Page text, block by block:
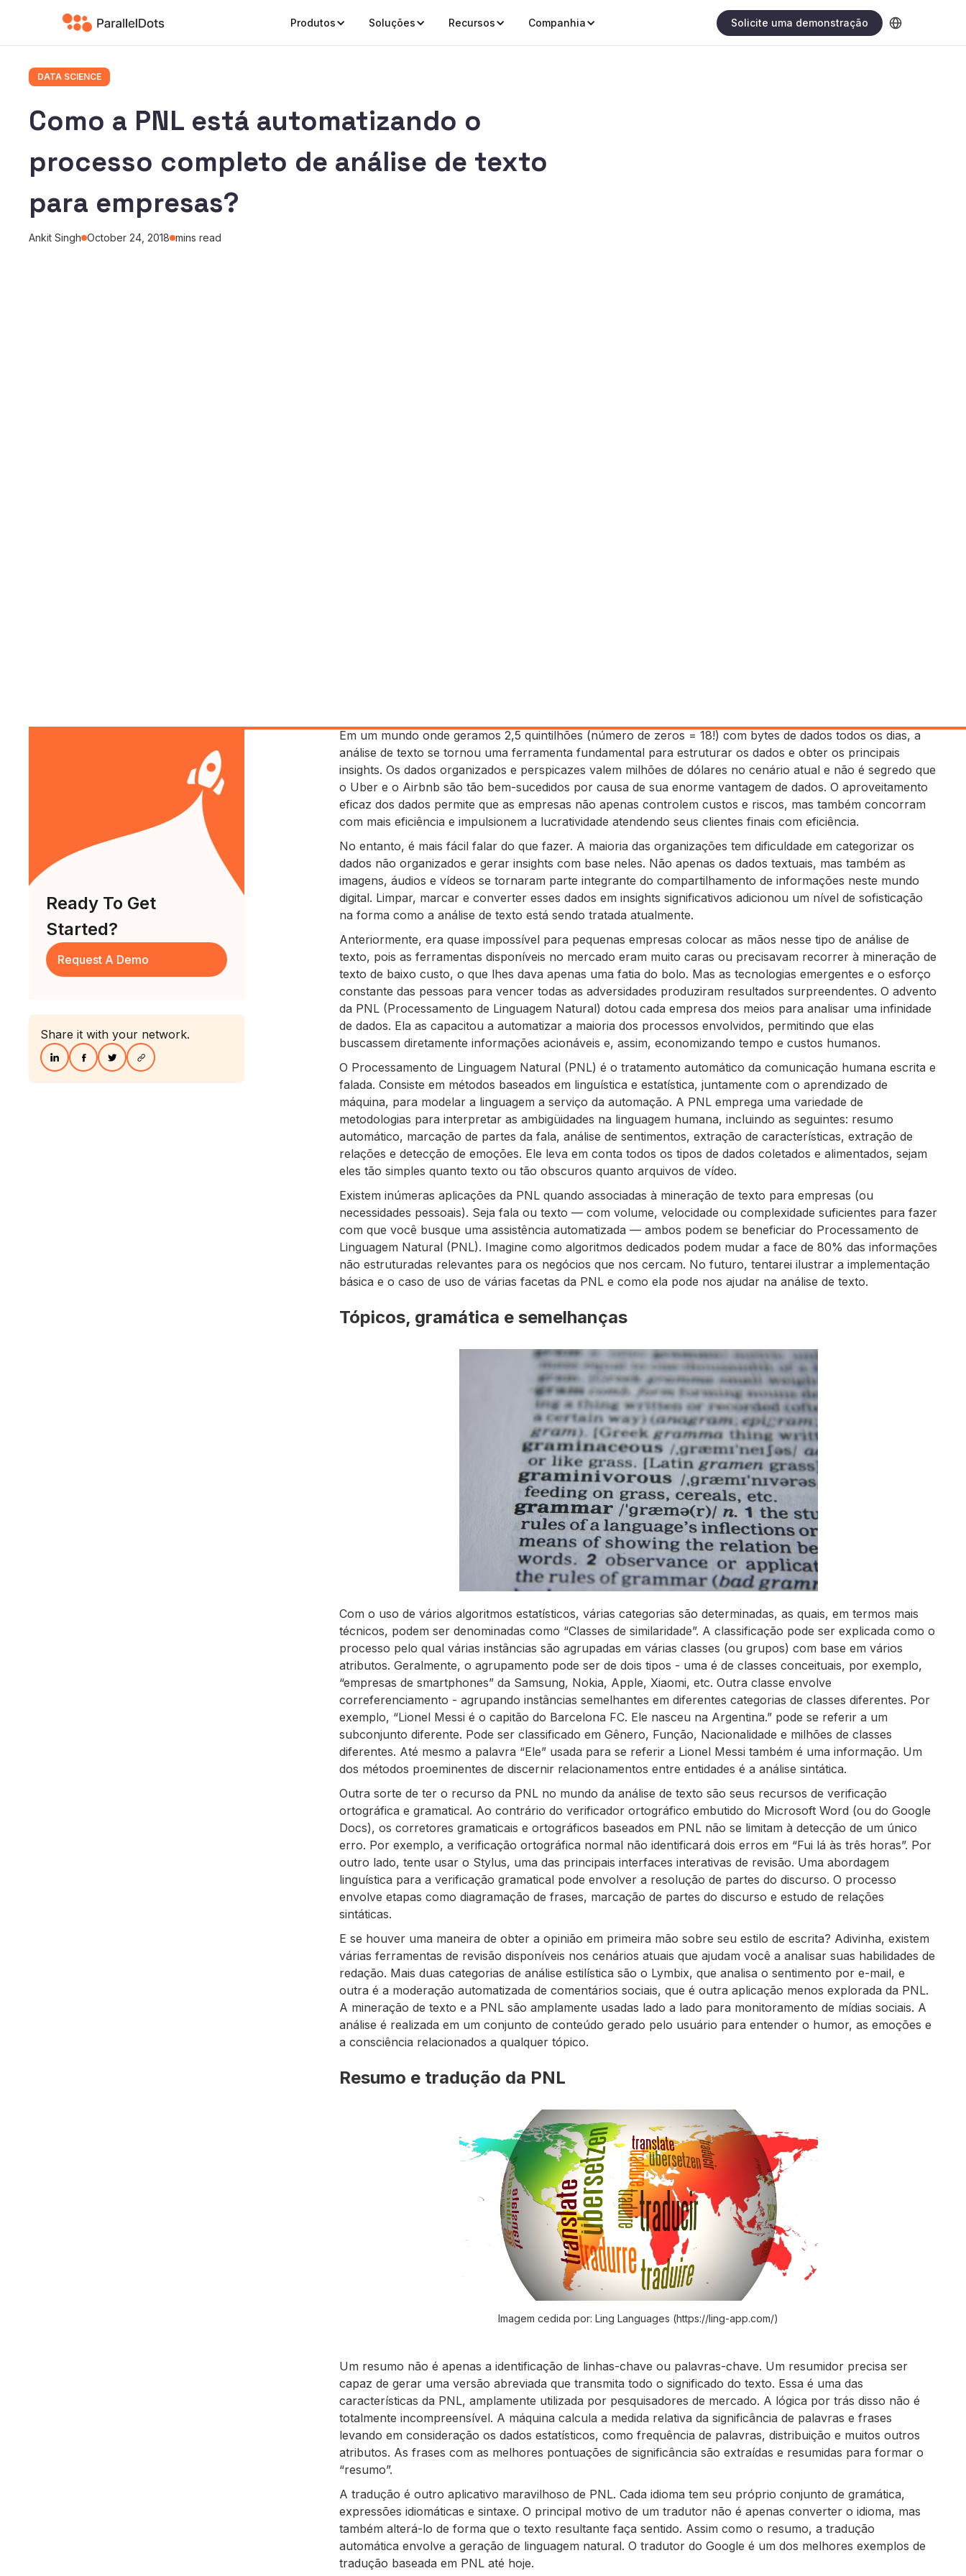
Produtos Soluções Recursos Companhia Solicite uma demonstração
DATA SCIENCE
Como a PNL está automatizando o
processo completo de análise de texto
para empresas?
Ankit Singh October 24, 2018 mins read
Ready To Get
Started?
Request A Demo
Share it with your network.
Em um mundo onde geramos 2,5 quintilhões (número de zeros = 18!) com bytes de dados todos os dias, a
análise de texto se tornou uma ferramenta fundamental para estruturar os dados e obter os principais
insights. Os dados organizados e perspicazes valem milhões de dólares no cenário atual e não é segredo que
o Uber e o Airbnb são tão bem-sucedidos por causa de sua enorme vantagem de dados. O aproveitamento
eficaz dos dados permite que as empresas não apenas controlem custos e riscos, mas também concorram
com mais eficiência e impulsionem a lucratividade atendendo seus clientes finais com eficiência.
No entanto, é mais fácil falar do que fazer. A maioria das organizações tem dificuldade em categorizar os
dados não organizados e gerar insights com base neles. Não apenas os dados textuais, mas também as
imagens, áudios e vídeos se tornaram parte integrante do compartilhamento de informações neste mundo
digital. Limpar, marcar e converter esses dados em insights significativos adicionou um nível de sofisticação
na forma como a análise de texto está sendo tratada atualmente.
Anteriormente, era quase impossível para pequenas empresas colocar as mãos nesse tipo de análise de
texto, pois as ferramentas disponíveis no mercado eram muito caras ou precisavam recorrer à mineração de
texto de baixo custo, o que lhes dava apenas uma fatia do bolo. Mas as tecnologias emergentes e o esforço
constante das pessoas para vencer todas as adversidades produziram resultados surpreendentes. O advento
da PNL (Processamento de Linguagem Natural) dotou cada empresa dos meios para analisar uma infinidade
de dados. Ela as capacitou a automatizar a maioria dos processos envolvidos, permitindo que elas
buscassem diretamente informações acionáveis e, assim, economizando tempo e custos humanos.
O Processamento de Linguagem Natural (PNL) é o tratamento automático da comunicação humana escrita e
falada. Consiste em métodos baseados em linguística e estatística, juntamente com o aprendizado de
máquina, para modelar a linguagem a serviço da automação. A PNL emprega uma variedade de
metodologias para interpretar as ambigüidades na linguagem humana, incluindo as seguintes: resumo
automático, marcação de partes da fala, análise de sentimentos, extração de características, extração de
relações e detecção de emoções. Ele leva em conta todos os tipos de dados coletados e alimentados, sejam
eles tão simples quanto texto ou tão obscuros quanto arquivos de vídeo.
Existem inúmeras aplicações da PNL quando associadas à mineração de texto para empresas (ou
necessidades pessoais). Seja fala ou texto — com volume, velocidade ou complexidade suficientes para fazer
com que você busque uma assistência automatizada — ambos podem se beneficiar do Processamento de
Linguagem Natural (PNL). Imagine como algoritmos dedicados podem mudar a face de 80% das informações
não estruturadas relevantes para os negócios que nos cercam. No futuro, tentarei ilustrar a implementação
básica e o caso de uso de várias facetas da PNL e como ela pode nos ajudar na análise de texto.
Tópicos, gramática e semelhanças
Com o uso de vários algoritmos estatísticos, várias categorias são determinadas, as quais, em termos mais
técnicos, podem ser denominadas como “Classes de similaridade”. A classificação pode ser explicada como o
processo pelo qual várias instâncias são agrupadas em várias classes (ou grupos) com base em vários
atributos. Geralmente, o agrupamento pode ser de dois tipos - uma é de classes conceituais, por exemplo,
“empresas de smartphones” da Samsung, Nokia, Apple, Xiaomi, etc. Outra classe envolve
correferenciamento - agrupando instâncias semelhantes em diferentes categorias de classes diferentes. Por
exemplo, “Lionel Messi é o capitão do Barcelona FC. Ele nasceu na Argentina.” pode se referir a um
subconjunto diferente. Pode ser classificado em Gênero, Função, Nacionalidade e milhões de classes
diferentes. Até mesmo a palavra “Ele” usada para se referir a Lionel Messi também é uma informação. Um
dos métodos proeminentes de discernir relacionamentos entre entidades é a análise sintática.
Outra sorte de ter o recurso da PNL no mundo da análise de texto são seus recursos de verificação
ortográfica e gramatical. Ao contrário do verificador ortográfico embutido do Microsoft Word (ou do Google
Docs), os corretores gramaticais e ortográficos baseados em PNL não se limitam à detecção de um único
erro. Por exemplo, a verificação ortográfica normal não identificará dois erros em “Fui lá às três horas”. Por
outro lado, tente usar o Stylus, uma das principais interfaces interativas de revisão. Uma abordagem
linguística para a verificação gramatical pode envolver a resolução de partes do discurso. O processo
envolve etapas como diagramação de frases, marcação de partes do discurso e estudo de relações
sintáticas.
E se houver uma maneira de obter a opinião em primeira mão sobre seu estilo de escrita? Adivinha, existem
várias ferramentas de revisão disponíveis nos cenários atuais que ajudam você a analisar suas habilidades de
redação. Mais duas categorias de análise estilística são o Lymbix, que analisa o sentimento por e-mail, e
outra é a moderação automatizada de comentários sociais, que é outra aplicação menos explorada da PNL.
A mineração de texto e a PNL são amplamente usadas lado a lado para monitoramento de mídias sociais. A
análise é realizada em um conjunto de conteúdo gerado pelo usuário para entender o humor, as emoções e
a consciência relacionados a qualquer tópico.
Resumo e tradução da PNL
Imagem cedida por: Ling Languages (https://ling-app.com/)
Um resumo não é apenas a identificação de linhas-chave ou palavras-chave. Um resumidor precisa ser
capaz de gerar uma versão abreviada que transmita todo o significado do texto. Essa é uma das
características da PNL, amplamente utilizada por pesquisadores de mercado. A lógica por trás disso não é
totalmente incompreensível. A máquina calcula a medida relativa da significância de palavras e frases
levando em consideração os dados estatísticos, como frequência de palavras, distribuição e muitos outros
atributos. As frases com as melhores pontuações de significância são extraídas e resumidas para formar o
“resumo”.
A tradução é outro aplicativo maravilhoso de PNL. Cada idioma tem seu próprio conjunto de gramática,
expressões idiomáticas e sintaxe. O principal motivo de um tradutor não é apenas converter o idioma, mas
também alterá-lo de forma que o texto resultante faça sentido. Assim como o resumo, a tradução
automática envolve a geração de linguagem natural. O tradutor do Google é um dos melhores exemplos de
tradução baseada em PNL até hoje.